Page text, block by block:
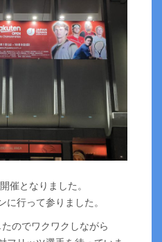
催となりました。
に行って参りました。
のでワクワクしながら